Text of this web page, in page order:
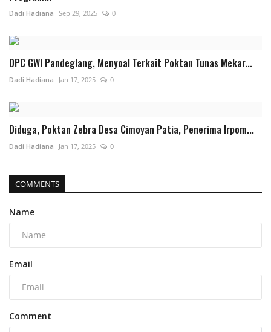
Dadi Hadiana Sep 29, 2025 0
DPC GWI Pandeglang, Menyoal Terkait Poktan Tunas Mekar...
Dadi Hadiana Jan 17, 2025 0
Diduga, Poktan Zebra Desa Cimoyan Patia, Penerima Irpom...
Dadi Hadiana Jan 17, 2025 0
COMMENTS
Name
Email
Comment